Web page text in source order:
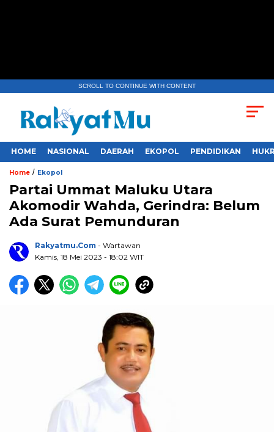
SCROLL TO CONTINUE WITH CONTENT
HOME NASIONAL DAERAH EKOPOL PENDIDIKAN
Home / Ekopol
Partai Ummat Maluku Utara
Akomodir Wahda, Gerindra: Belum
Ada Surat Pemunduran
Rakyatmu.com - Wartawan
Kamis, 18 Mei 2023 - 18:02 WIT